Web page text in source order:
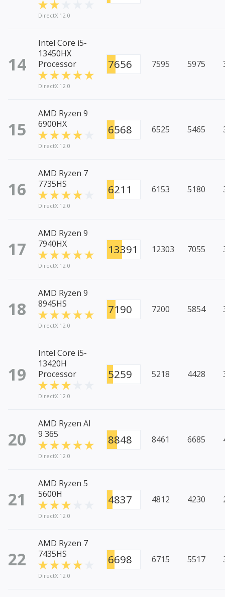
DirectX 12.0
14
Intel Core i5-
13450HX
Processor
DirectX 12.0
7656 7595 5975
15
AMD Ryzen 9
6900HX
DirectX 12.0
6568 6525 5465
16
AMD Ryzen 7
7735HS
DirectX 12.0
6211 6153 5180
17
AMD Ryzen 9
7940HX
DirectX 12.0
13391 12303 7055
18
AMD Ryzen 9
8945HS
DirectX 12.0
7190 7200 5854
19
Intel Core i5-
13420H
Processor
DirectX 12.0
5259 5218 4428
20
AMD Ryzen AI
9 365
DirectX 12.0
8848 8461 6685
21
AMD Ryzen 5
5600H
DirectX 12.0
4837 4812 4230
22
AMD Ryzen 7
7435HS
DirectX 12.0
6698 6715 5517